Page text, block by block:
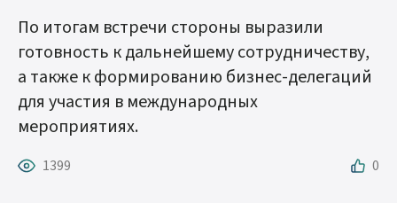
По итогам встречи стороны выразили
готовность к дальнейшему сотрудничеству,
а также к формированию бизнес-делегаций
для участия в международных
мероприятиях.
1399 0